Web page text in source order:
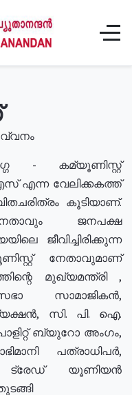
- കമ്യൂണിസ്റ്റ്
എന്ന വേലിക്കകത്ത്
കൂടിയാണ്.
ജനപക്ഷ
ജീവിച്ചിരിക്കുന്ന
നേതാവുമാണ്
മുഖ്യമന്ത്രി ,
സാമാജികൻ,
സി. പി. ഐ.
ബ്യുറോ അംഗം,
പത്രാധിപർ,
ട്രേഡ് യൂണിയൻ